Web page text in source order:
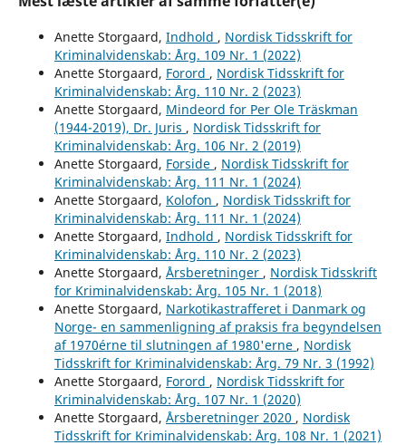
Anette Storgaard, Indhold , Nordisk Tidsskrift for
Kriminalvidenskab: Årg. 109 Nr. 1 (2022)
Anette Storgaard, Forord , Nordisk Tidsskrift for
Kriminalvidenskab: Årg. 110 Nr. 2 (2023)
Anette Storgaard, Mindeord for Per Ole Träskman
(1944-2019), Dr. Juris , Nordisk Tidsskrift for
Kriminalvidenskab: Årg. 106 Nr. 2 (2019)
Anette Storgaard, Forside , Nordisk Tidsskrift for
Kriminalvidenskab: Årg. 111 Nr. 1 (2024)
Anette Storgaard, Kolofon , Nordisk Tidsskrift for
Kriminalvidenskab: Årg. 111 Nr. 1 (2024)
Anette Storgaard, Indhold , Nordisk Tidsskrift for
Kriminalvidenskab: Årg. 110 Nr. 2 (2023)
Anette Storgaard, Årsberetninger , Nordisk Tidsskrift
for Kriminalvidenskab: Årg. 105 Nr. 1 (2018)
Anette Storgaard, Narkotikastrafferet i Danmark og
Norge- en sammenligning af praksis fra begyndelsen
af 1970érne til slutningen af 1980'erne , Nordisk
Tidsskrift for Kriminalvidenskab: Årg. 79 Nr. 3 (1992)
Anette Storgaard, Forord , Nordisk Tidsskrift for
Kriminalvidenskab: Årg. 107 Nr. 1 (2020)
Anette Storgaard, Årsberetninger 2020 , Nordisk
Tidsskrift for Kriminalvidenskab: Årg. 108 Nr. 1 (2021)